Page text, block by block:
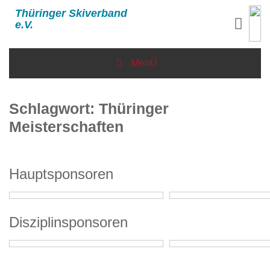
Thüringer Skiverband
e.V.
MenÜ
Schlagwort: Thüringer
Meisterschaften
Hauptsponsoren
Disziplinsponsoren